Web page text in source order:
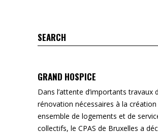
Search
for:
GRAND HOSPICE
Dans l’attente d’importants travaux
rénovation nécessaires à la création
ensemble de logements et de
collectifs, le CPAS de Bruxelles a